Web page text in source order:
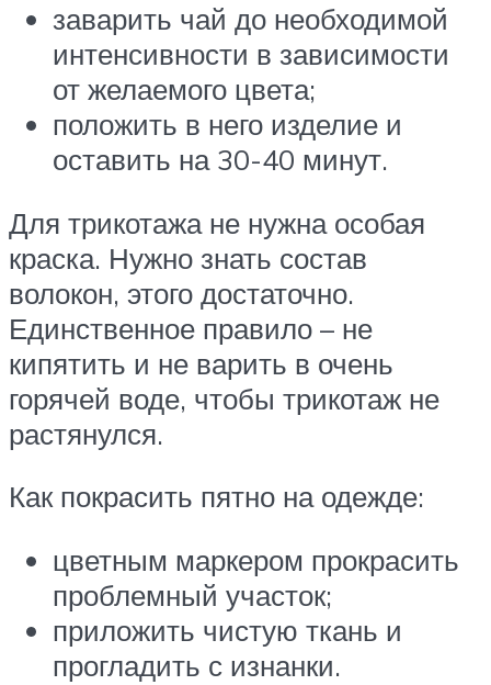
заварить чай до необходимой
интенсивности в зависимости
от желаемого цвета;
положить в него изделие и
оставить на 30-40 минут.
Для трикотажа не нужна особая
краска. Нужно знать состав
волокон, этого достаточно.
Единственное правило – не
кипятить и не варить в очень
горячей воде, чтобы трикотаж не
растянулся.
Как покрасить пятно на одежде:
цветным маркером прокрасить
проблемный участок;
приложить чистую ткань и
прогладить с изнанки.